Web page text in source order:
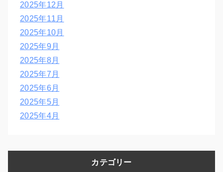
2025年12月
2025年11月
2025年10月
2025年9月
2025年8月
2025年7月
2025年6月
2025年5月
2025年4月
カテゴリー